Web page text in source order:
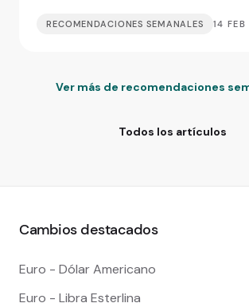
RECOMENDACIONES SEMANALES 14
Ver más de recomendaciones
Todos los artículos
Cambios destacados
Euro - Dólar Americano
Euro - Libra Esterlina